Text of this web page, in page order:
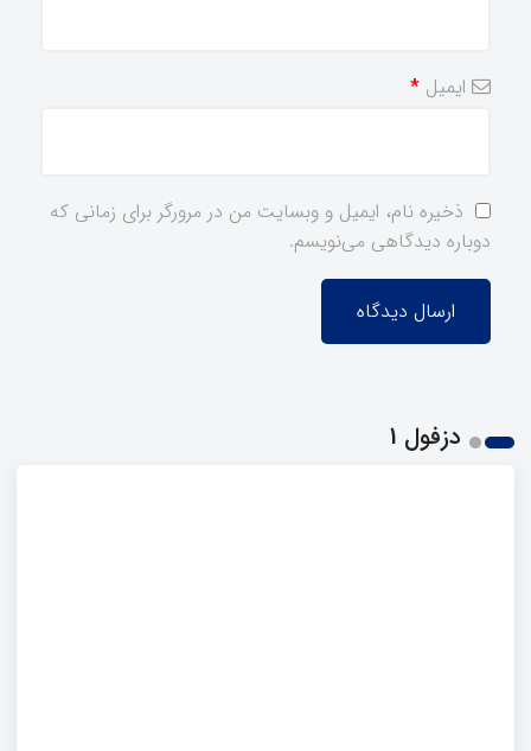
ایمیل *
ذخیره نام، ایمیل و وبسایت من در مرورگر برای زمانی که
دوباره دیدگاهی می‌نویسم.
دزفول 1